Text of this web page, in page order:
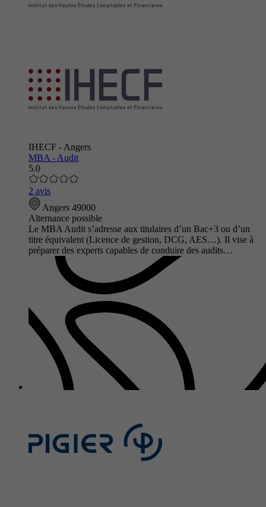
IHECF - Angers
MBA - Audit
5.0
2 avis
Angers 49000
Alternance possible
Le MBA Audit s’adresse aux titulaires d’un Bac+3 ou d’un
titre équivalent (Licence de gestion, DCG, AES…). Il vise à
préparer des experts capables de conduire des audits…